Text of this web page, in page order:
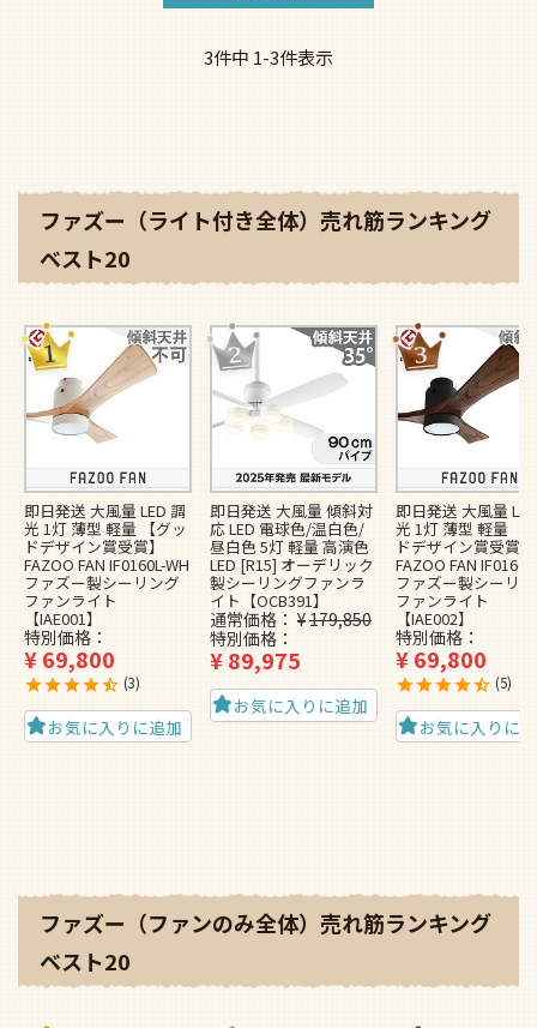
3件中 1-3件表示
ファズー（ライト付き全体）売れ筋ランキング
ベスト20
即日発送 大風量 LED 調
光 1灯 薄型 軽量 【グッ
ドデザイン賞受賞】
FAZOO FAN IF0160L-WH
ファズー製シーリング
ファンライト
【IAE001】
特別価格
¥69,800
3
お気に入りに追加
即日発送 大風量 傾斜対
応 LED 電球色/温白色/
昼白色 5灯 軽量 高演色
LED [R15] オーデリック
製シーリングファンラ
イト【OCB391】
通常価格 ¥179,850
特別価格
¥89,975
お気に入りに追加
即日発送 大風量
光 1灯 薄型 軽量 【
ドデザイン賞受賞】
FAZOO FAN
ファズー製シーリ
ファンライト
【IAE002】
特別価格
¥69,800
5
お気に入りに
ファズー（ファンのみ全体）売れ筋ランキング
ベスト20